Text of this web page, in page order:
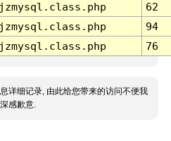
62
94
76
详细记录, 由此给您带来的访问不便我
感歉意.